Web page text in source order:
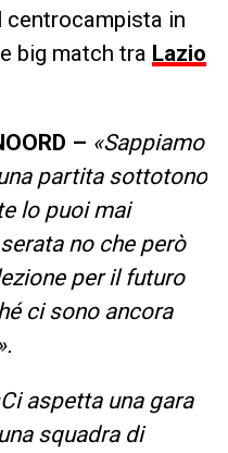
centrocampista in
big match tra Lazio
– «Sappiamo
partita sottotono
lo puoi mai
no che però
per il futuro
ci sono ancora
aspetta una gara
squadra di